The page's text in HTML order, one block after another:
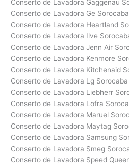
Conserto de Lavadora Gaggenau
Conserto de Lavadora Ge Sorocaba
Conserto de Lavadora Heartland
Conserto de Lavadora Ilve
Conserto de Lavadora Jenn Air
Conserto de Lavadora Kenmore
Conserto de Lavadora Kitchenaid
Conserto de Lavadora Lg Sorocaba
Conserto de Lavadora Liebherr
Conserto de Lavadora Lofra
Conserto de Lavadora Maruel
Conserto de Lavadora Maytag
Conserto de Lavadora Samsung
Conserto de Lavadora Smeg
Conserto de Lavadora Speed